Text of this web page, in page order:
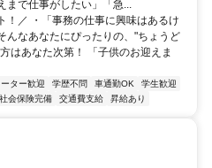
まで仕事がしたい」「急...
！／ ・「事務の仕事に興味はあるけ
んなあなたにぴったりの、"ちょうど
はあなた次第！ 「子供のお迎えま
ター歓迎 学歴不問 車通勤OK
学生歓迎
社会保険完備 交通費支給 昇給あり